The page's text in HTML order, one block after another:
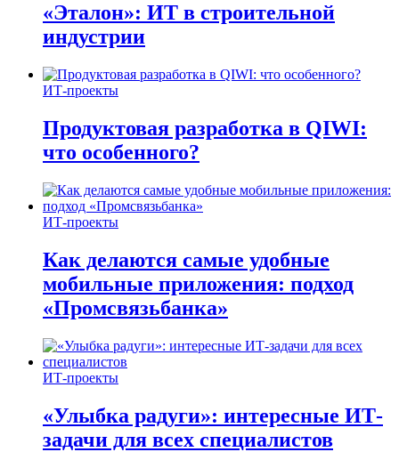
«Эталон»: ИТ в строительной
индустрии
ИТ-проекты
Продуктовая разработка в QIWI:
что особенного?
ИТ-проекты
Как делаются самые удобные
мобильные приложения: подход
«Промсвязьбанка»
ИТ-проекты
«Улыбка радуги»: интересные ИТ-
задачи для всех специалистов